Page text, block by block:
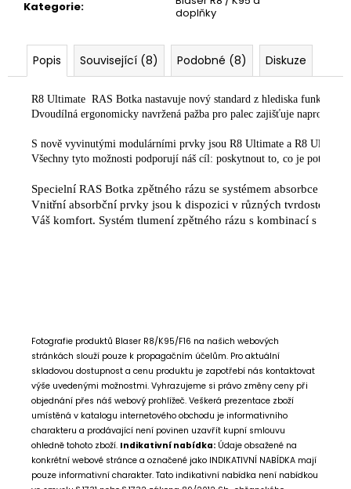
Kategorie:
doplňky
Popis Související (8) Podobné (8) Diskuze
R8 Ultimate  RAS Botka nastavuje nový standard z hlediska
Dvoudílná ergonomicky navržená pažba pro palec zajišťuje naprosto
S nově vyvinutými modulárními prvky jsou R8 Ultimate a R8
Všechny tyto možnosti podporují náš cíl: poskytnout to, co je potřeba
Specielní RAS Botka zpětného rázu se systémem absorbce
Vnitřní absorbční prvky jsou k dispozici v různých tvrdostech,
Váš komfort. Systém tlumení zpětného rázu s kombinací s
Fotografie produktů Blaser R8/K95/F16 na našich webových
stránkách slouží pouze k propagačním účelům. Pro aktuální
skladovou dostupnost a cenu produktu je zapotřebí nás kontaktovat
výše uvedenými možnostmi. Vyhrazujeme si právo změny ceny při
objednání přes náš webový prohlížeč. Veškerá prezentace zboží
umístěná v katalogu internetového obchodu je informativního
charakteru a prodávající není povinen uzavřít kupní smlouvu
ohledně tohoto zboží. Indikativní nabídka: Údaje obsažené na
konkrétní webové stránce a označené jako INDIKATIVNÍ NABÍDKA mají
pouze informativní charakter. Tato indikativní nabídka není nabídkou
370
Kč